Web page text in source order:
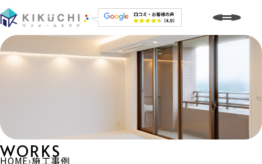
WORKS
HOME›施工事例